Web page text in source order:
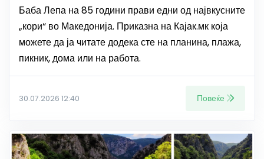
Баба Лепа на 85 години прави едни од највкусните
„кори“ во Македонија. Приказна на Кајак.мк која
можете да ја читате додека сте на планина, плажа,
пикник, дома или на работа.
30.07.2026 12:40 Повеќе